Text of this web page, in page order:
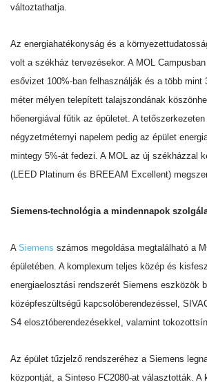
változtathatja.
Az energiahatékonyság és a
volt a székház tervezésekor. A MOL
esővizet 100%-ban felhasználják és a több mint
méter mélyen telepített talajszondának
hőenergiával fűtik az épületet. A
négyzetméternyi napelem pedig az épület
mintegy 5%-át fedezi. A MOL az új székházzal
(LEED Platinum és BREEAM Excellent)
Siemens-technológia a mindennapok
A Siemens számos megoldása megtalálható a
épületében. A komplexum teljes közép és
energiaelosztási rendszerét Siemens eszközök
középfeszültségű kapcsolóberendezéssel,
S4 elosztóberendezésekkel, valamint tokozottsín
Az épület tűzjelző rendszeréhez a Siemens
központját, a Sinteso FC2080-at választották. A